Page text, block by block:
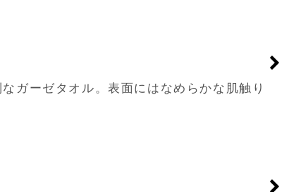
ーゼタオル。表面にはなめらかな肌触り